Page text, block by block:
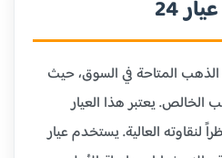
المتاحة في السوق، حيث
يعتبر هذا العيار
العالية. يستخدم عيار